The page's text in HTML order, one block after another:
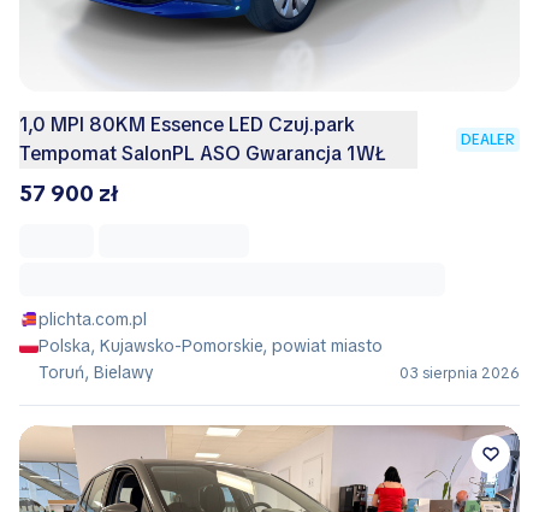
1,0 MPI 80KM Essence LED Czuj.park
Tempomat SalonPL ASO Gwarancja 1WŁ
DEALER
57 900 zł
plichta.com.pl
Polska, Kujawsko-Pomorskie, powiat miasto
Toruń, Bielawy
03 sierpnia 2026